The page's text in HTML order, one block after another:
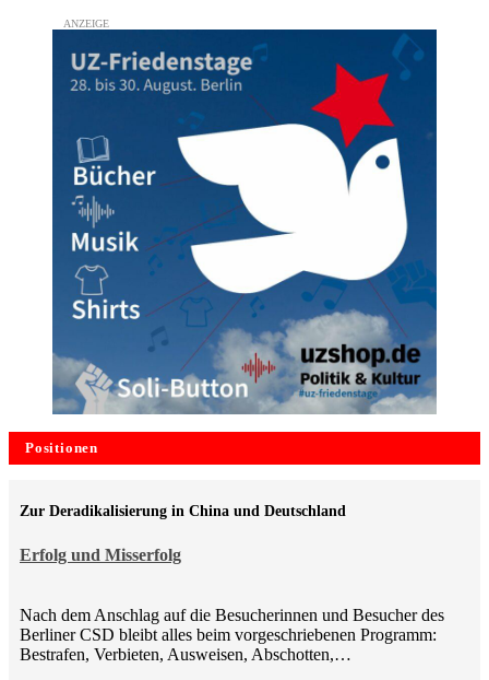
Positionen
Erfolg und Misserfolg
Zur Deradikalisierung in China und Deutschland
Nach dem Anschlag auf die Besucherinnen und Besucher des
Berliner CSD bleibt alles beim vorgeschriebenen Programm:
Bestrafen, Verbieten, Ausweisen, Abschotten,…